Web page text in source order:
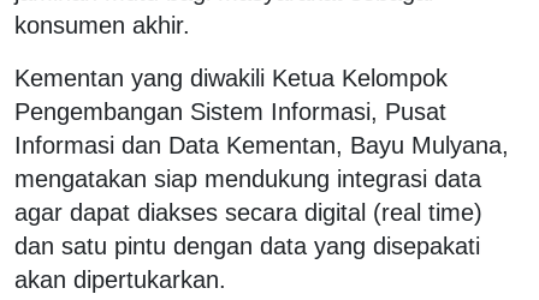
konsumen akhir.
Kementan yang diwakili Ketua Kelompok
Pengembangan Sistem Informasi, Pusat
Informasi dan Data Kementan, Bayu Mulyana,
mengatakan siap mendukung integrasi data
agar dapat diakses secara digital (real time)
dan satu pintu dengan data yang disepakati
akan dipertukarkan.